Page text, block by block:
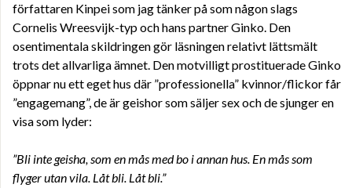
författaren Kinpei som jag tänker på som någon slags
Cornelis Wreesvijk-typ och hans partner Ginko. Den
osentimentala skildringen gör läsningen relativt lättsmält
trots det allvarliga ämnet. Den motvilligt prostituerade Ginko
öppnar nu ett eget hus där ”professionella” kvinnor/flickor får
”engagemang”, de är geishor som säljer sex och de sjunger en
visa som lyder:
”Bli inte geisha, som en mås med bo i annan hus. En mås som
flyger utan vila. Låt bli. Låt bli.”